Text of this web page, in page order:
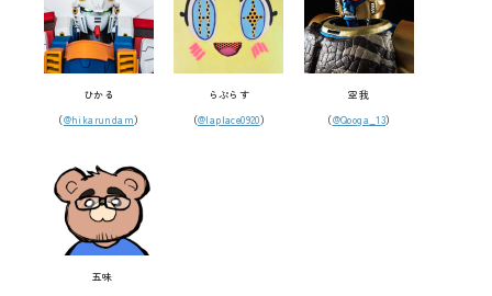
ひかる
（@hikarundam）
らぷらす
（@laplace0920）
空我
（@Qooga_13）
五味